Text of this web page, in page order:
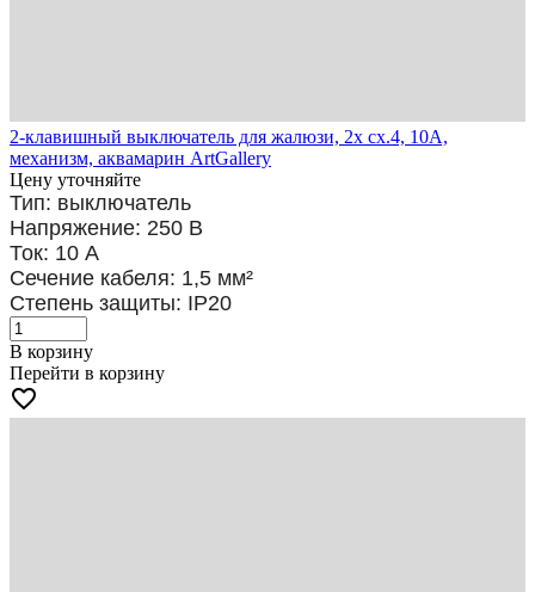
2-клавишный выключатель для жалюзи, 2х сх.4, 10А,
механизм, аквамарин ArtGallery
Цену уточняйте
Тип: выключатель
Напряжение: 250 В
Ток: 10 А
Сечение кабеля: 1,5 мм²
Степень защиты: IP20
В корзину
Перейти в корзину
favorite_border